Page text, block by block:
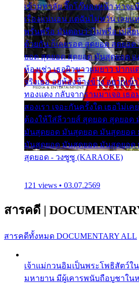
เข้ามหาลัย จิ๊กโก๊มองหน้า ท่าจะ
เรื่องแน่นอน แต่ฉันไม่หวั่น เลยแ
พรั่นพรือ มันตอบว่าไม่พรื่อ เปลี่ย
ด้วยกัน ก็เลยรอด สุดยอด สุดยอ
ยอด สุดยอด สุดยอด มันสุดยอด
ห้องเช่า เธอผิวขาวผมยาว ปากแ
จริงเธอ อยู่ห้องข้างข้าง อยากเข้
ทองแดง กลับจากรามมาเจอ เธ
สองเรา เจอะกันครั้งใด เธอไม่เ
ต้องให้ใส่ลีวายส์ สุดยอด สุดยอ
มันสุดยอด มันสุดยอด มันสุดยอด
มันสุดยอด มันสุดยอด มันสุดยอด
สุดยอด - วงซูซู (KARAOKE)
121 views • 03.07.2569
สารคดี |
สารคดีทั้งหมด DOCUMENTARY ALL
เจ้าแม่กวนอิมเป็นพระโพธิสัตว์
มหายาน มีผู้เคารพนับถือบูชาใน